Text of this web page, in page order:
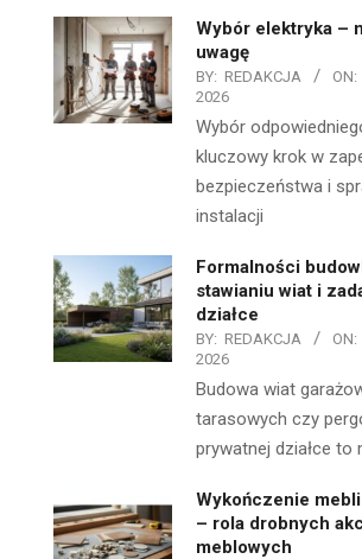
Wybór elektryka –
uwagę
BY: REDAKCJA ON:
2026
Wybór
kluczowy krok w
bezpieczeństwa i
instalacji
Formalności
stawianiu wiat i
działce
BY: REDAKCJA ON:
2026
Budowa wiat
tarasowych czy
prywatnej działce to
Wykończenie
– rola drobnych
meblowych